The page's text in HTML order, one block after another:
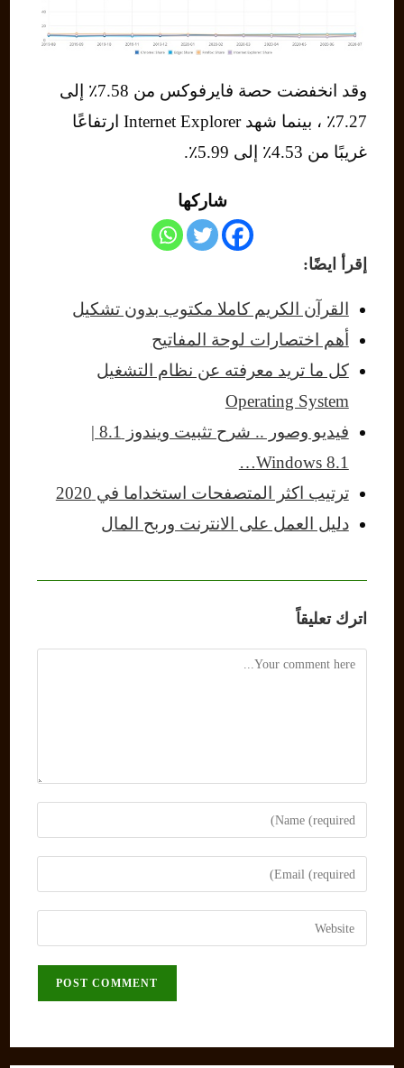
وقد انخفضت حصة فايرفوكس من 7.58٪ إلى
7.27٪ ، بينما شهد Internet Explorer ارتفاعًا
غريبًا من 4.53٪ إلى 5.99٪.
شاركها
إقرأ ايضًا:
القرآن الكريم كاملا مكتوب بدون تشكيل
أهم اختصارات لوحة المفاتيح
كل ما تريد معرفته عن نظام التشغيل
Operating System
فيديو وصور .. شرح تثبيت ويندوز 8.1 |
Windows 8.1…
ترتيب اكثر المتصفحات استخداما في 2020
دليل العمل على الانترنت وربح المال
اترك تعليقاً
Comment
Enter
your
name
comment
Enter
your
email
address
Enter
your